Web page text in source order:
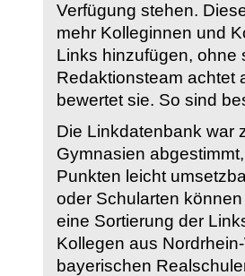
Verfügung stehen.
mehr Kolleginnen und
Links hinzufügen, ohne
Redaktionsteam achtet
bewertet sie. So sind
Die Linkdatenbank war
Gymnasien
Punkten leicht
oder Schularten
eine Sortierung der
Kollegen aus
bayerischen